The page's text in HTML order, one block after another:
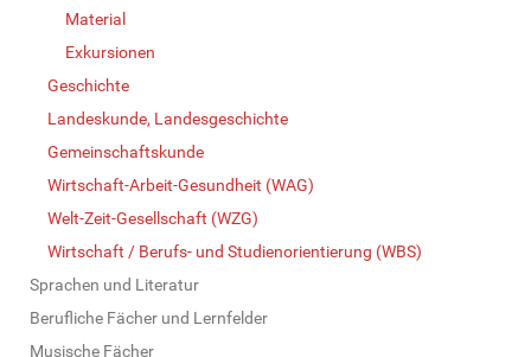
Material
Exkursionen
Geschichte
Landeskunde, Landesgeschichte
Gemeinschaftskunde
Wirtschaft-Arbeit-Gesundheit (WAG)
Welt-Zeit-Gesellschaft (WZG)
Wirtschaft / Berufs- und Studienorientierung (WBS)
Sprachen und Literatur
Berufliche Fächer und Lernfelder
Musische Fächer